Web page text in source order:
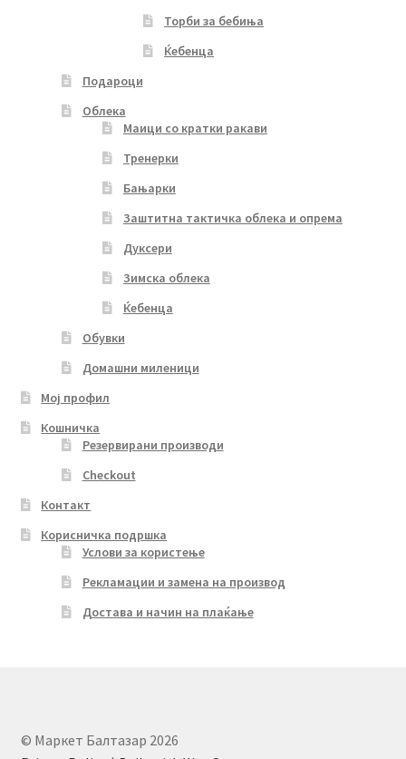
Торби за бебиња
Ќебенца
Подароци
Облека
Маици со кратки ракави
Тренерки
Бањарки
Заштитна тактичка облека и опрема
Дуксери
Зимска облека
Ќебенца
Обувки
Домашни миленици
Мој профил
Кошничка
Резервирани производи
Checkout
Контакт
Корисничка подршка
Услови за користење
Рекламации и замена на производ
Достава и начин на плаќање
© Маркет Балтазар 2026